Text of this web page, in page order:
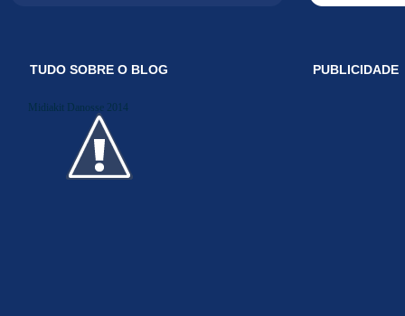
TUDO SOBRE O BLOG
Midiakit Danosse 2014
PUBLICIDADE